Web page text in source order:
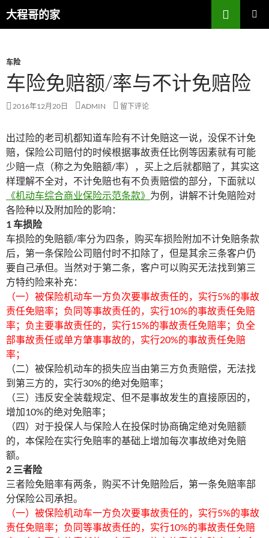
大程哥的家
搜
索
文
车险
车险免赔额/率与不计免赔险
2016年12月20日 ADMIN 留下评论
出过险的老司机都知道车险有不计免赔这一说，没保不计免
赔，保险公司赔付的时候根据事故责任比例等因素就有可能
少赔一点（称之为免赔额/率），买上之后就都赔了，其实这
样理解不全对，不计免赔也有不负责赔偿的部分，下面就以
《机动车综合商业保险示范条款》 为例，讲解不计免赔险对
各险种以及附加险的影响：
1 车损险
车损险的免赔额/率分为四条，购买车损险附加不计免赔条款
后，第一条保险公司赔付时不扣除了，但是其余三条客户仍
要自己承但。当然对于第二条，客户可以购买无法找到第三
方特约险来补充：
（一）被保险机动车一方负次要事故责任的，实行5%的事故
责任免赔率；负同等事故责任的，实行10%的事故责任免赔
率；负主要事故责任的，实行15%的事故责任免赔率；负全
部事故责任或单方肇事事故的，实行20%的事故责任免赔
率；
（二）被保险机动车的损失应当由第三方负责赔偿，无法找
到第三方的，实行30%的绝对免赔率；
（三）违反安全装载规定、但不是事故发生的直接原因的，
增加10%的绝对免赔率；
（四）对于投保人与保险人在投保时协商确定绝对免赔额
的，本保险在实行免赔率的基础上增加每次事故绝对免赔
额。
2 三者险
三者险免赔率有两条，购买不计免赔险后，第一条免赔率部
分保险公司承担。
（一）被保险机动车一方负次要事故责任的，实行5%的事故
责任免赔率；负同等事故责任的，实行10%的事故责任免赔